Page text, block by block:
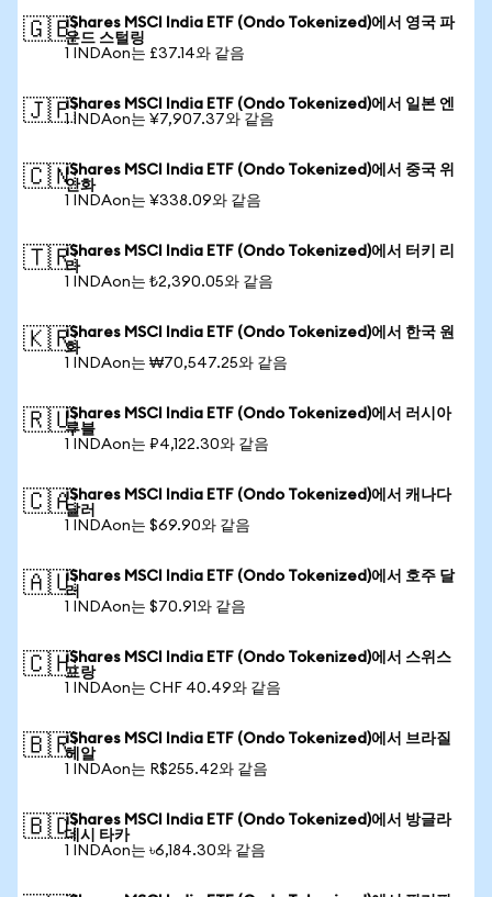
🇬🇧iShares MSCI India ETF (Ondo Tokenized)에서 영국 파
운드 스털링
1 INDAon는 £37.14와 같음
🇯🇵iShares MSCI India ETF (Ondo Tokenized)에서 일본 엔
1 INDAon는 ¥7,907.37와 같음
🇨🇳iShares MSCI India ETF (Ondo Tokenized)에서 중국 위
안화
1 INDAon는 ¥338.09와 같음
🇹🇷iShares MSCI India ETF (Ondo Tokenized)에서 터키 리
라
1 INDAon는 ₺2,390.05와 같음
🇰🇷iShares MSCI India ETF (Ondo Tokenized)에서 한국 원
화
1 INDAon는 ₩70,547.25와 같음
🇷🇺iShares MSCI India ETF (Ondo Tokenized)에서 러시아
루블
1 INDAon는 ₽4,122.30와 같음
🇨🇦iShares MSCI India ETF (Ondo Tokenized)에서 캐나다
달러
1 INDAon는 $69.90와 같음
🇦🇺iShares MSCI India ETF (Ondo Tokenized)에서 호주 달
러
1 INDAon는 $70.91와 같음
🇨🇭iShares MSCI India ETF (Ondo Tokenized)에서 스위스
프랑
1 INDAon는 CHF 40.49와 같음
🇧🇷iShares MSCI India ETF (Ondo Tokenized)에서 브라질
헤알
1 INDAon는 R$255.42와 같음
🇧🇩iShares MSCI India ETF (Ondo Tokenized)에서 방글라
데시 타카
1 INDAon는 ৳6,184.30와 같음